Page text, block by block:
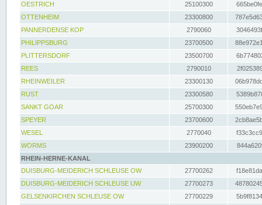
OESTRICH
25100300
OTTENHEIM
23300800
PANNERDENSE KOP
2790060
PHILIPPSBURG
23700500
PLITTERSDORF
23500700
REES
2790010
RHEINWEILER
23300130
RUST
23300580
SANKT GOAR
25700300
SPEYER
23700600
WESEL
2770040
WORMS
23900200
RHEIN-HERNE-KANAL
DUISBURG-MEIDERICH SCHLEUSE OW
27700262
DUISBURG-MEIDERICH SCHLEUSE UW
27700273
GELSENKIRCHEN SCHLEUSE OW
27700229